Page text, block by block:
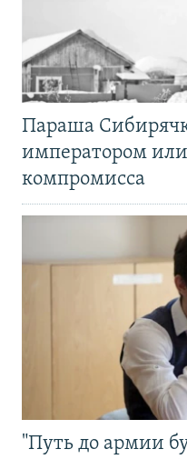
Параша
императором
компромисса
"Путь до армии